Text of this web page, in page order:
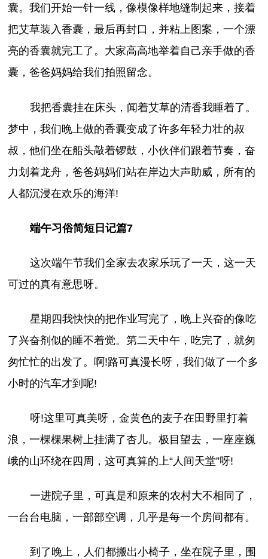
囊。我们开始一针一线，像模像样地缝制起来，接着
把艾草装入香囊，最后再封口，并粘上图案，一个漂
亮的香囊就完工了。大家高高地举着自己亲手做的香
囊，爸爸妈妈给我们拍照留念。
我把香囊挂在床头，闻着艾草的清香我睡着了。
梦中，我们晚上做的香囊变成了许多年轻力壮的叔
叔，他们坐在船头敲着锣鼓，小伙伴们跟着节奏，奋
力划着龙舟，爸爸妈妈们站在岸边大声助威，所有的
人都沉浸在欢乐的海洋!
端午习俗简短日记篇7
这次端午节我们全家去农家乐玩了一天，这一天
可过的真有意思呀。
星期四我快快的把作业写完了，晚上兴奋的像吃
了兴奋剂似的睡不着觉。第二天中午，吃完了，就匆
匆忙忙的出发了。啊!路可真漫长呀，我们做了一个多
小时的汽车才到呢!
呀!这里可真美呀，金黄色的麦子在田野里打着
浪，一棵棵果树上挂满了杏儿。极目望去，一座座巍
峨的山环绕在四周，这可真算的上“人间天堂”呀!
一进院子里，可真是和原来的农村大不相同了，
一台台电脑，一部部空调，几乎是每一个房间都有。
到了晚上，人们都搬出小椅子，坐在院子里，围